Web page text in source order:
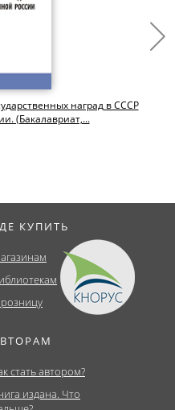
наград в СССР
(Бакалавриат,...
КУПИТЬ
стать автором?
издана. Что